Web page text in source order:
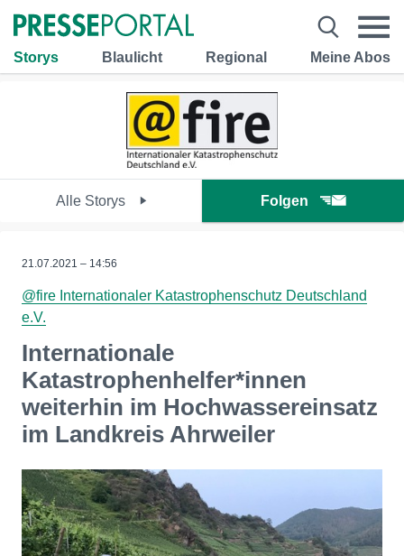
Storys Blaulicht Regional Meine Abos
Alle Storys Folgen
21.07.2021 – 14:56
@fire Internationaler Katastrophenschutz Deutschland
e.V.
Internationale
Katastrophenhelfer*innen
weiterhin im Hochwassereinsatz
im Landkreis Ahrweiler